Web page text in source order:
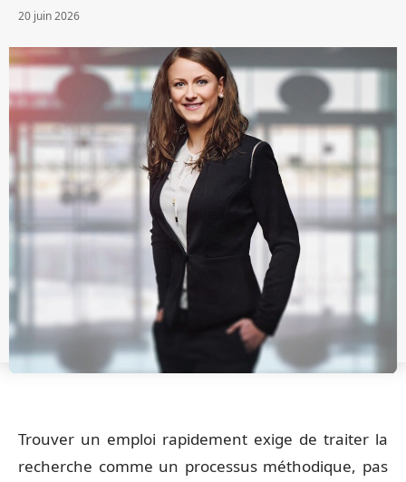
20 juin 2026
Trouver un emploi rapidement exige de traiter la
recherche comme un processus méthodique, pas